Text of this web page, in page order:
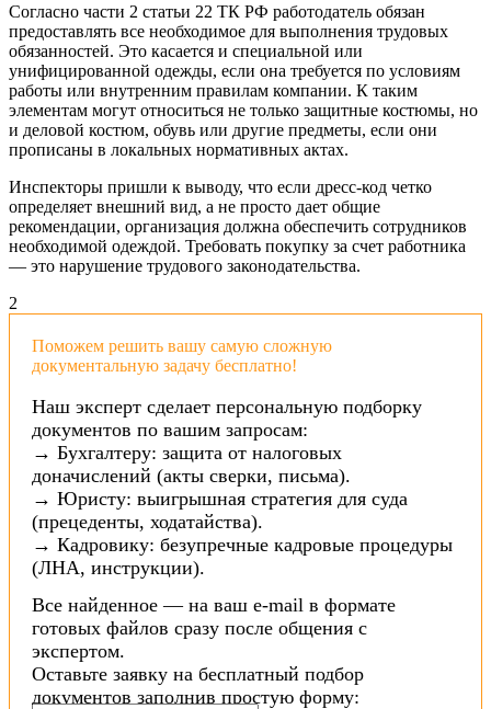
Согласно части 2 статьи 22 ТК РФ работодатель обязан
предоставлять все необходимое для выполнения трудовых
обязанностей. Это касается и специальной или
унифицированной одежды, если она требуется по условиям
работы или внутренним правилам компании. К таким
элементам могут относиться не только защитные костюмы, но
и деловой костюм, обувь или другие предметы, если они
прописаны в локальных нормативных актах.
Инспекторы пришли к выводу, что если дресс-код четко
определяет внешний вид, а не просто дает общие
рекомендации, организация должна обеспечить сотрудников
необходимой одеждой. Требовать покупку за счет работника
— это нарушение трудового законодательства.
2
Поможем решить вашу самую сложную
документальную задачу бесплатно!
Наш эксперт сделает персональную подборку
документов по вашим запросам:
→ Бухгалтеру: защита от налоговых
доначислений (акты сверки, письма).
→ Юристу: выигрышная стратегия для суда
(прецеденты, ходатайства).
→ Кадровику: безупречные кадровые процедуры
(ЛНА, инструкции).
Все найденное — на ваш e-mail в формате
готовых файлов сразу после общения с
экспертом.
Оставьте заявку на бесплатный подбор
документов заполнив простую форму: